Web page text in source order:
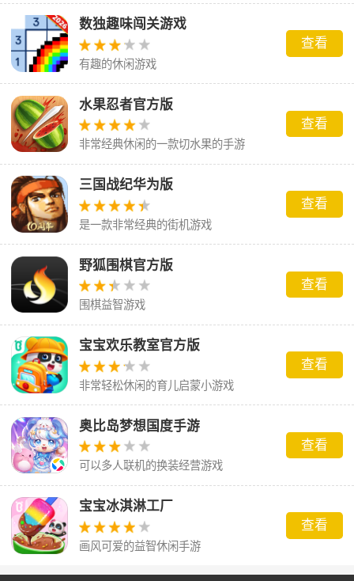
数独趣味闯关游戏
有趣的休闲游戏
查看
水果忍者官方版
非常经典休闲的一款切水果的手游
查看
三国战纪华为版
是一款非常经典的街机游戏
查看
野狐围棋官方版
围棋益智游戏
查看
宝宝欢乐教室官方版
非常轻松休闲的育儿启蒙小游戏
查看
奥比岛梦想国度手游
可以多人联机的换装经营游戏
查看
宝宝冰淇淋工厂
画风可爱的益智休闲手游
查看